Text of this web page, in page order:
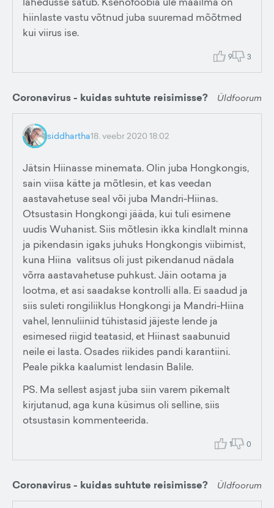
hiinlaste vastu võtnud juba suuremad mõõtmed
kui viirus ise.
9 3
Coronavirus - kuidas suhtute reisimisse? Üldfoorum
siddhartha18. veebr 2020 18:02
Jätsin Hiinasse minemata. Olin juba Hongkongis,
sain viisa kätte ja mõtlesin, et kas veedan
aastavahetuse seal või juba Mandri-Hiinas.
Otsustasin Hongkongi jääda, kui tuli esimene
uudis Wuhanist. Siis mõtlesin ikka kindlalt minna
ja pikendasin igaks juhuks Hongkongis viibimist,
kuna Hiina valitsus oli just pikendanud nädala
võrra aastavahetuse puhkust. Jäin ootama ja
lootma, et asi saadakse kontrolli alla. Ei saadud ja
siis suleti rongiliiklus Hongkongi ja Mandri-Hiina
vahel, lennuliinid tühistasid jäjeste lende ja
esimesed riigid teatasid, et Hiinast saabunuid
neile ei lasta. Osades riikides pandi karantiini.
Peale pikka kaalumist lendasin Balile.
PS. Ma sellest asjast juba siin varem pikemalt
kirjutanud, aga kuna küsimus oli selline, siis
otsustasin kommenteerida.
1 0
Coronavirus - kuidas suhtute reisimisse? Üldfoorum